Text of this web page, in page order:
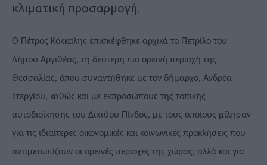
κλιματική προσαρμογή.
Ο Πέτρος Κόκκαλης επισκέφθηκε αρχικά το Πετρίλο του
Δήμου Αργιθέας, τη δεύτερη πιο ορεινή περιοχή της
Θεσσαλίας, όπου συναντήθηκε με τον δήμαρχο, Ανδρέα
Στεργίου, καθώς και με εκπροσώπους της τοπικής
αυτοδιοίκησης του Δικτύου Πίνδος, με τους οποίους μίλησαν
για τις ιδιαίτερες οικονομικές και κοινωνικές προκλήσεις που
αντιμετωπίζουν οι ορεινές περιοχές της χώρας, αλλά και για